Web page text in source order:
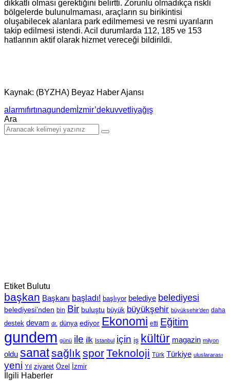
dikkatli olması gerektiğini belirtti. Zorunlu olmadıkça riskli
bölgelerde bulunulmaması, araçların su birikintisi
oluşabilecek alanlara park edilmemesi ve resmi uyarıların
takip edilmesi istendi. Acil durumlarda 112, 185 ve 153
hatlarının aktif olarak hizmet vereceği bildirildi.
Kaynak: (BYZHA) Beyaz Haber Ajansı
alarmıfırtınagundem İzmir’dekuvvetliyağış
Ara
Etiket Bulutu
başkan Başkanı başladı! başlıyor belediye belediyesi
belediyesi’nden bin Bir buluştu büyük büyükşehir büyükşehir’den daha
destek devam dr. dünya ediyor Ekonomi etti Eğitim
gundem günü ile ilk Istanbul için iş kültür magazin milyon
oldu sanatsağlık sporTeknoloji Türk Türkiye uluslararası
yeni Yıl ziyaret Özel İzmir
İlgili Haberler